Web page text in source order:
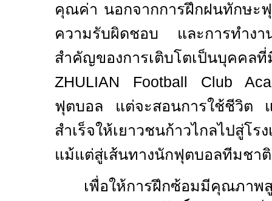
คุณค่า นอกจากการฝึกฝนทักษะฟุ
ความรับผิดชอบ และการทำง
สำคัญของการเติบโตเป็นบุคคล
ZHULIAN Football Club
ฟุตบอล แต่จะสอนการใช้ชีวิต
สำเร็จให้เยาวชนก้าวไกลไปสู่
แม้แต่สู่เส้นทางนักฟุตบอลทีมชา
เพื่อให้การฝึกซ้อมมีคุณภา